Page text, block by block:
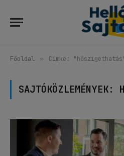
Főoldal » Címke:
SAJTÓKÖZLEMÉNYEK: